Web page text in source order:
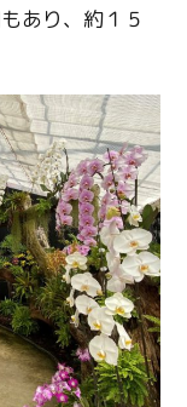
あり、約１５